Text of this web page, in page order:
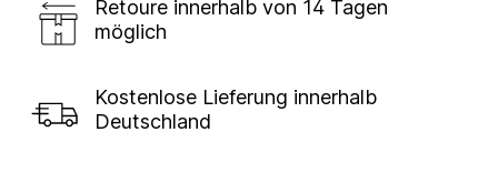
Retoure innerhalb von 14 Tagen
möglich
Kostenlose Lieferung innerhalb
Deutschland